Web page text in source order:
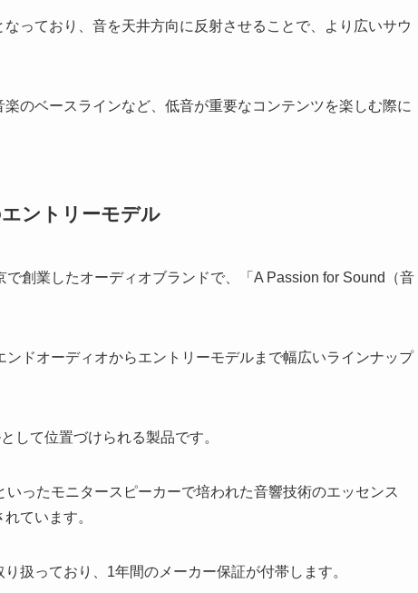
っており、音を天井方向に反射させることで、より広いサウ
のベースラインなど、低音が重要なコンテンツを楽しむ際に
ントリーモデル
創業したオーディオブランドで、「A Passion for Sound（音
ドオーディオからエントリーモデルまで幅広いラインナップ
して位置づけられる製品です。
ったモニタースピーカーで培われた音響技術のエッセンス
ています。
扱っており、1年間のメーカー保証が付帯します。